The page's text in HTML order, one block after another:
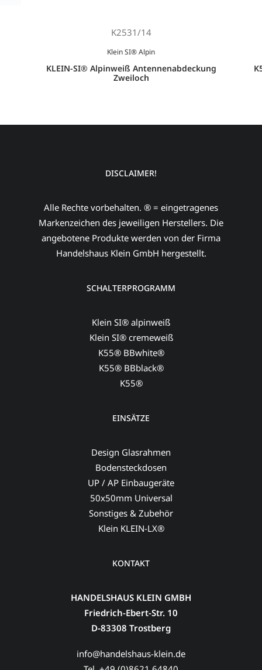
K2531/14
Klein SI® Alpin
KLEIN-SI® Alpinweiß Antennenabdeckung
Zweiloch
DISCLAIMER!
Alle Rechte vorbehalten. ® = eingetragenes
Markenzeichen des jeweiligen Herstellers. Die
angebotene Produkte werden von der Firma
Handelshaus Klein GmbH hergestellt.
SCHALTERPROGRAMM
Klein SI® alpinweiß
Klein SI® cremeweiß
K55® BBwhite®
K55® BBblack®
K55®
EINSÄTZE
Design Glasrahmen
Bodensteckdosen
UP / AP Einbaugeräte
50x50mm Universal
Sonstiges & Zubehör
Klein KLEIN-LX®
KONTAKT
HANDELSHAUS KLEIN GMBH
Friedrich-Ebert-Str. 10
D-83308 Trostberg
info@handelshaus-klein.de